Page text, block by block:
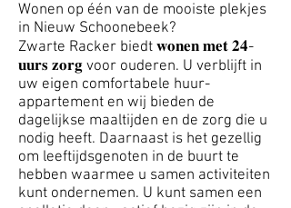
Wonen op één van de mooiste plekjes
in Nieuw Schoonebeek?
Zwarte Racker biedt 𝐰𝐨𝐧𝐞𝐧 𝐦𝐞𝐭 𝟐𝟒-
𝐮𝐮𝐫𝐬 𝐳𝐨𝐫𝐠 voor ouderen. U verblijft in
uw eigen comfortabele huur-
appartement en wij bieden de
dagelijkse maaltijden en de zorg die u
nodig heeft. Daarnaast is het gezellig
om leeftijdsgenoten in de buurt te
hebben waarmee u samen activiteiten
kunt ondernemen. U kunt samen een